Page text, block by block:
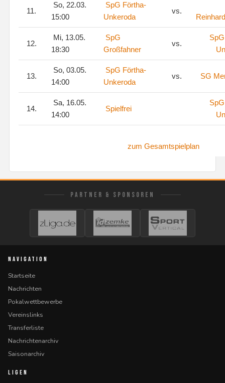
11.
So, 22.03.
15:00
SpG Förtha-
Unkeroda
vs.
12.
Mi, 13.05.
18:30
SpG
Großfahner
vs.
13.
So, 03.05.
14:00
SpG Förtha-
Unkeroda
vs. SG
14.
Sa, 16.05.
14:00
Spielfrei
zum Gesamtspielplan
PARTNER & SPONSOREN
NAVIGATION
Startseite
Nachrichten
Pokalwettbewerbe
Vereinslinks
Transferliste
Nachrichtenarchiv
Saisonarchiv
LIGEN